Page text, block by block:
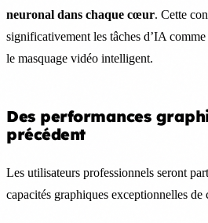
neuronal dans chaque cœur. Cette
significativement les tâches d’IA
le masquage vidéo intelligent.
Des performances
précédent
Les utilisateurs professionnels seront
capacités graphiques exceptionnelles de